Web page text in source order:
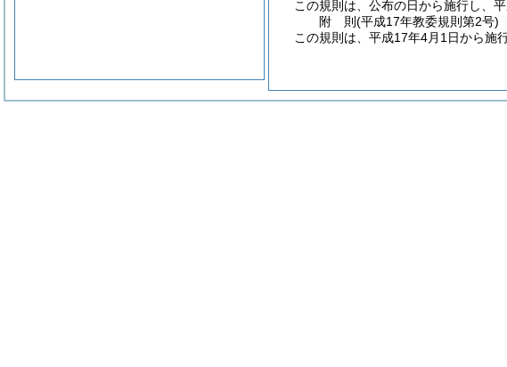
この規則は、公布の日から施行し、
附 則(平成17年教委規則第2号)
この規則は、平成17年4月1日から施行